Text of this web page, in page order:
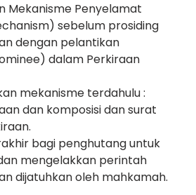
Mekanisme Penyelamat
sebelum prosiding
dengan pelantikan
dalam Perkiraan
mekanisme terdahulu :
dan komposisi dan surat
bagi penghutang untuk
mengelakkan perintah
dijatuhkan oleh mahkamah.